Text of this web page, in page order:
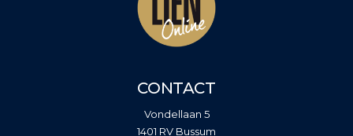
CONTACT
Vondellaan 5
1401 RV Bussum